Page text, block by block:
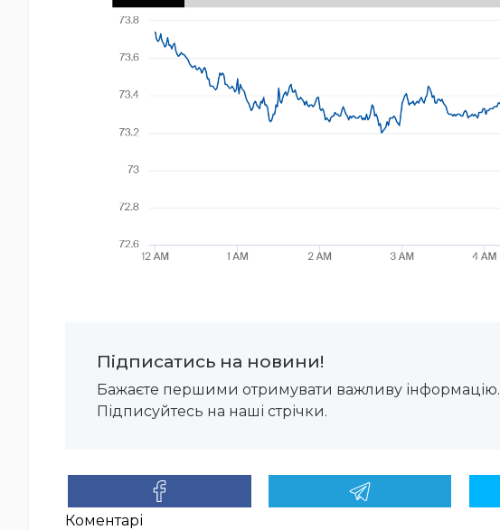
Підписатись на новини!
Бажаєте першими отримувати важливу інформацію.
Підписуйтесь на наші стрічки.
Коментарі